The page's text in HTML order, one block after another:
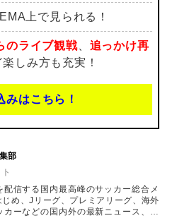
上で見られる！
のライブ観戦、 追っかけ再
しみ方も充実！
みはこちら！
部
信する国内最高峰のサッカー総合メ
め、Jリーグ、プレミアリーグ、海外
カーなどの国内外の最新ニュース、コ